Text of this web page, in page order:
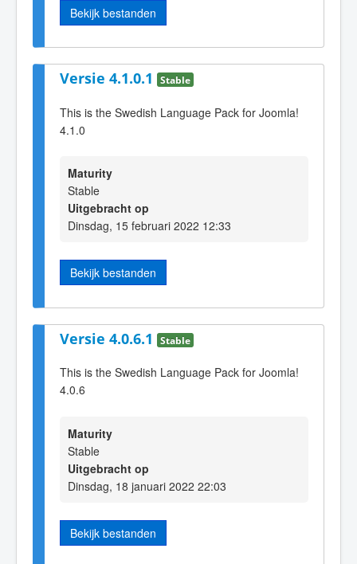
Bekijk bestanden
Versie 4.1.0.1 Stable
This is the Swedish Language Pack for Joomla!
4.1.0
Maturity
Stable
Uitgebracht op
Dinsdag, 15 februari 2022 12:33
Bekijk bestanden
Versie 4.0.6.1 Stable
This is the Swedish Language Pack for Joomla!
4.0.6
Maturity
Stable
Uitgebracht op
Dinsdag, 18 januari 2022 22:03
Bekijk bestanden